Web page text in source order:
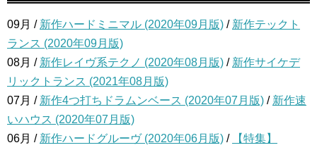
09月 / 新作ハードミニマル (2020年09月版) / 新作テックト
ランス (2020年09月版)
08月 / 新作レイヴ系テクノ (2020年08月版) / 新作サイケデ
リックトランス (2021年08月版)
07月 / 新作4つ打ちドラムンベース (2020年07月版) / 新作速
いハウス (2020年07月版)
06月 / 新作ハードグルーヴ (2020年06月版) /
【特集】